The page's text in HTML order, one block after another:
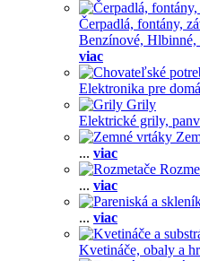
Čerpadlá, fontány,
Benzínové, Hlbinné,
viac
Elektronika pre
Grily
Elektrické grily,
... viac
... viac
... viac
Kvetináče, obaly a